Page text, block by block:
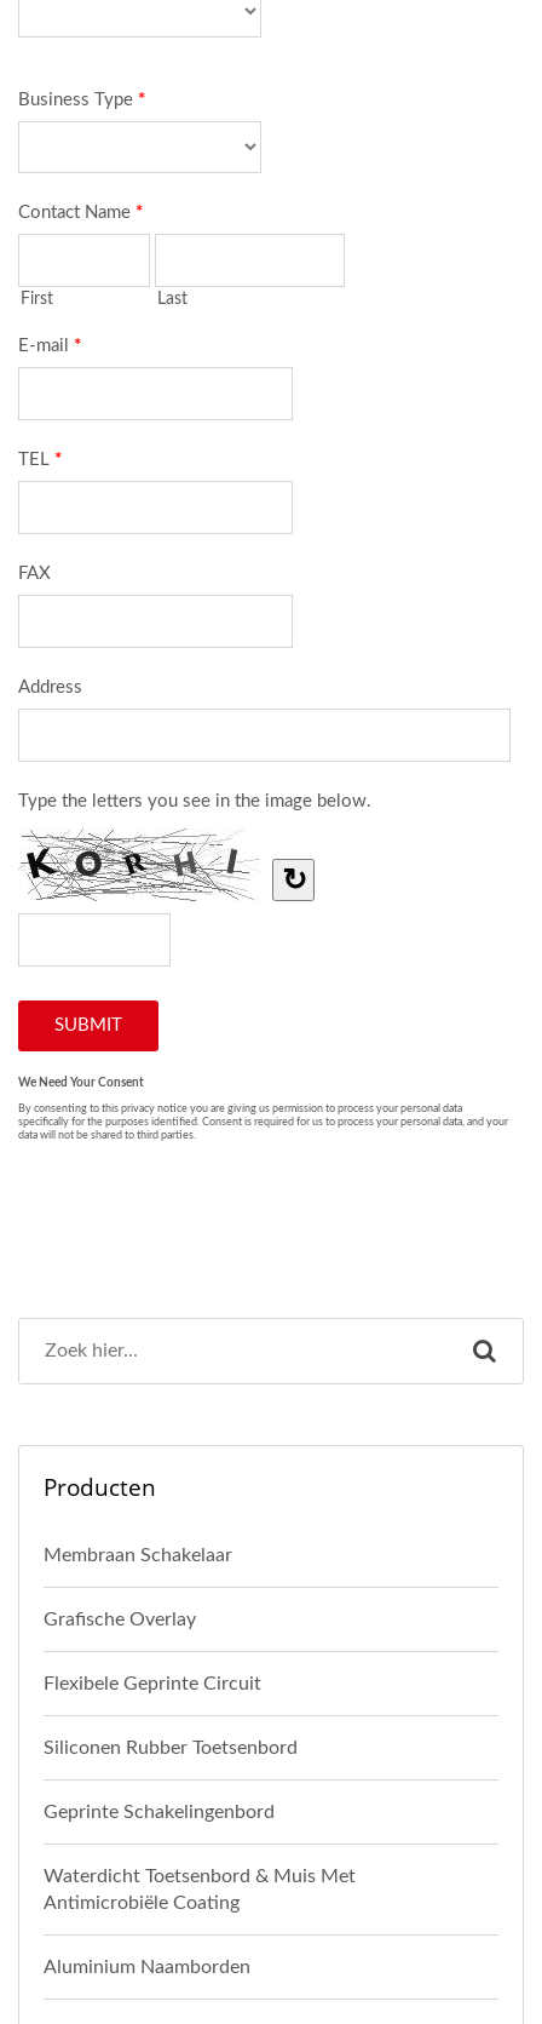
Producten
Membraan Schakelaar
Grafische Overlay
Flexibele Geprinte Circuit
Siliconen Rubber Toetsenbord
Geprinte Schakelingenbord
Waterdicht Toetsenbord & Muis Met
Antimicrobiële Coating
Aluminium Naamborden